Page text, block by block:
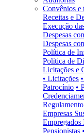
Convênios e
Receitas e
Execução
Despesas
Despesas
Política de
Política de
Licitações e
• Licitações
Patrocínio •
Empresas
Empregados
Pensionistas